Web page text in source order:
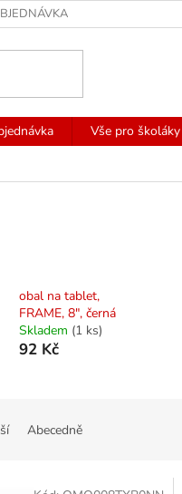
Vše pro školáky
obal na tablet,
FRAME, 8", černá
Skladem (1 ks)
92 Kč
Abecedně